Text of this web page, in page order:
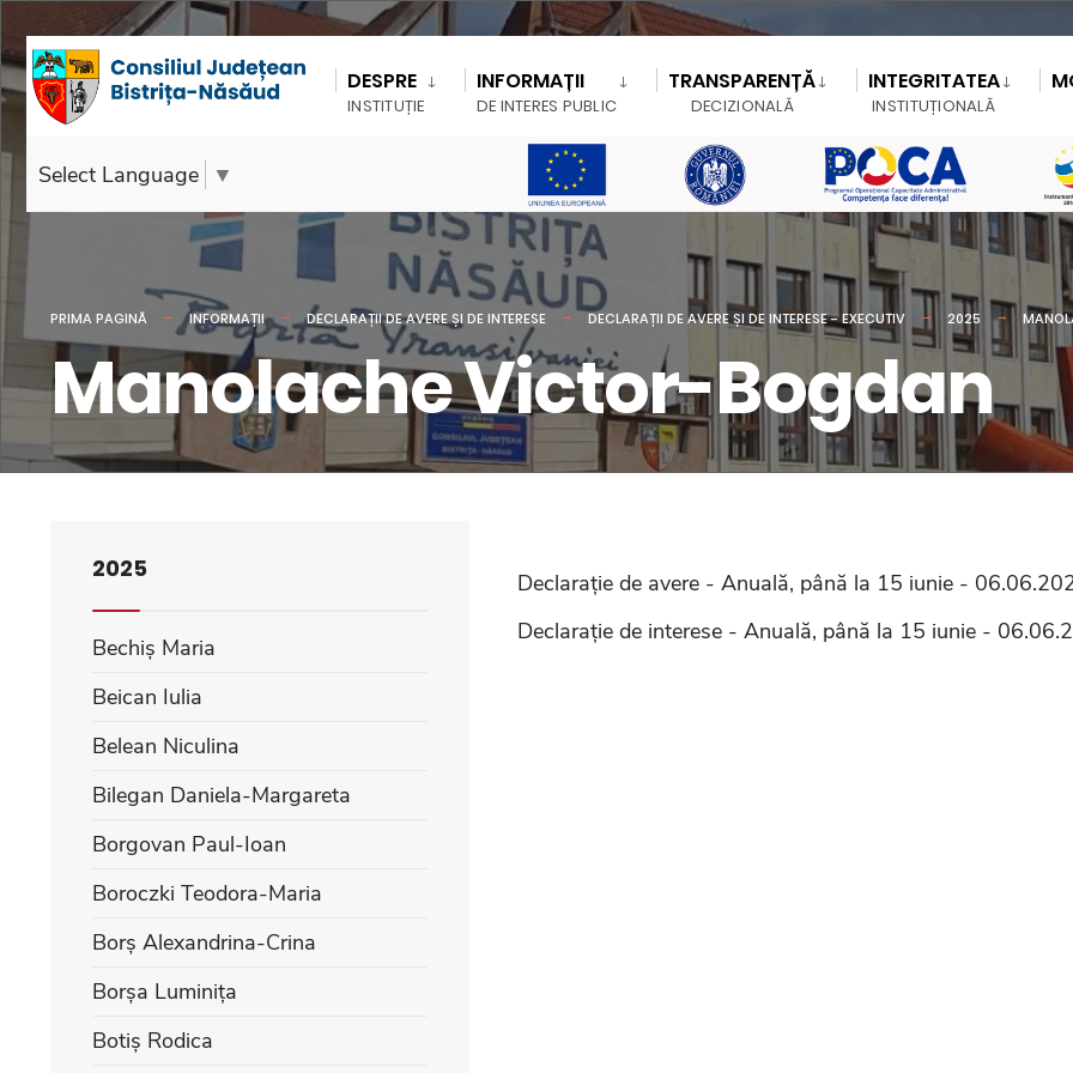
DESPRE
INSTITUȚIE
INFORMAȚII
DE INTERES PUBLIC
TRANSPARENȚĂ
DECIZIONALĂ
INTEGRITATEA
INSTITUȚIONALĂ
Select Language ▼
PRIMA PAGINĂ INFORMAȚII DECLARAȚII DE AVERE ȘI DE INTERESE DECLARAȚII DE AVERE ȘI DE INTERESE - EXECUTIV 2025
Manolache Victor-Bogdan
Declarație de avere - Anuală, până la 15 iunie -
Declarație de interese - Anuală, până la 15 iunie -
2025
Bechiș Maria
Beican Iulia
Belean Niculina
Bilegan Daniela-Margareta
Borgovan Paul-Ioan
Boroczki Teodora-Maria
Borș Alexandrina-Crina
Borșa Luminița
Botiș Rodica